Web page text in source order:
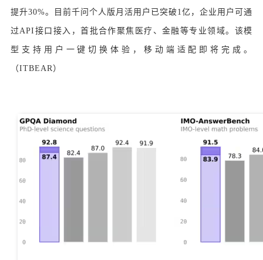
提升30%。目前千问个人版月活用户已突破1亿，企业用户可通
过API接口接入，首批合作聚焦医疗、金融等专业领域。该模
型支持用户一键切换体验，移动端适配即将完成。
（ITBEAR）